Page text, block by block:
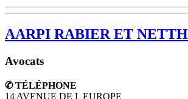
AARPI RABIER ET
Avocats
✆ TÉLÉPHONE
14 AVENUE DE L EUROPE